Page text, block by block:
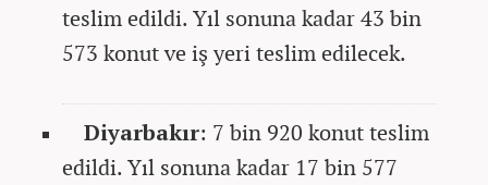
teslim edildi. Yıl sonuna kadar 43 bin
573 konut ve iş yeri teslim edilecek.
Diyarbakır: 7 bin 920 konut teslim
edildi. Yıl sonuna kadar 17 bin 577